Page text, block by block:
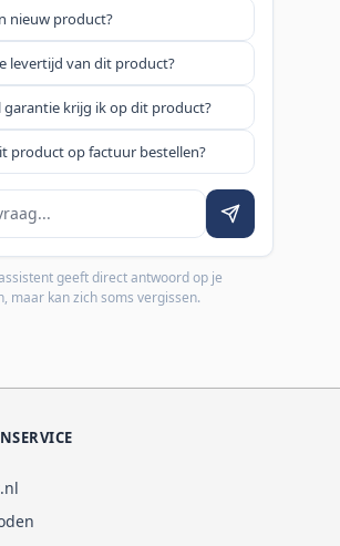
nieuw product?
levertijd van dit product?
garantie krijg ik op dit product?
product op factuur bestellen?
geeft direct antwoord op je
maar kan zich soms vergissen.